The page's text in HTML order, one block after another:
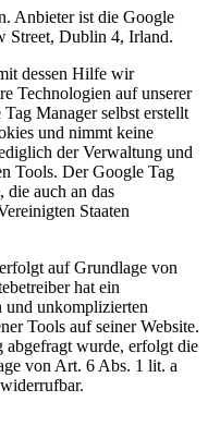
Anbieter ist die Google
Street, Dublin 4, Irland.
dessen Hilfe wir
Technologien auf unserer
Manager selbst erstellt
und nimmt keine
der Verwaltung und
Tools. Der Google Tag
die auch an das
Staaten
auf Grundlage von
hat ein
und unkomplizierten
Tools auf seiner Website.
abgefragt wurde, erfolgt die
von Art. 6 Abs. 1 lit. a